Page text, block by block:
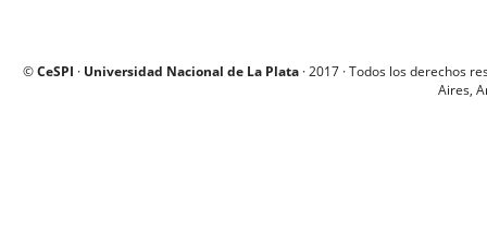
©CeSPI · Universidad Nacional de La Plata · 2017 · Todos los derechos
Aires,